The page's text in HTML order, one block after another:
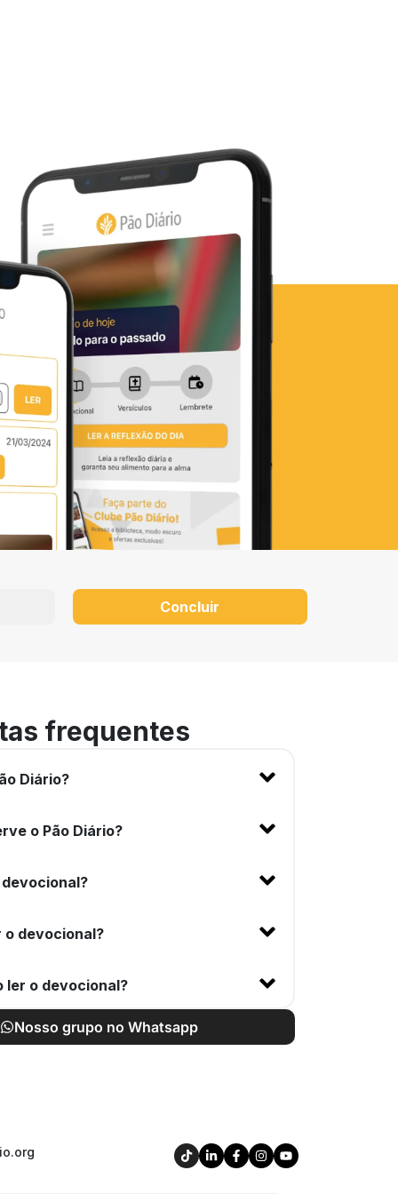
Concluir
frequentes
Diário?
o Pão Diário?
devocional?
o devocional?
ler o devocional?
Nosso grupo no Whatsapp